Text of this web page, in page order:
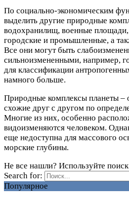
По социально-экономическим
выделить другие природные
водохранилищ, военные площади,
городские и промышленные, а
Все они могут быть
сильноизмененными, например,
для классификации
намного больше.
Природные комплексы планеты –
схожие друг с другом по
Многие из них, особенно
видоизменяются человеком.
еще недоступна для массового
морские глубины.
Не все нашли? Используйте
Search for:
Популярное